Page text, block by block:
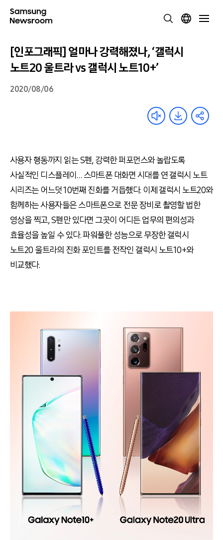
[인포그래픽] 얼마나 강력해졌나, ‘갤럭시
노트20 울트라 vs 갤럭시 노트10+’
2020/08/06
사용자 행동까지 읽는 S펜, 강력한 퍼포먼스와 놀랍도록
사실적인 디스플레이… 스마트폰 대화면 시대를 연 갤럭시 노트
시리즈는 어느덧 10번째 진화를 거듭했다. 이제 갤럭시 노트20와
함께하는 사용자들은 스마트폰으로 전문 장비로 촬영할 법한
영상을 찍고, S펜만 있다면 그곳이 어디든 업무의 편의성과
효율성을 높일 수 있다. 파워풀한 성능으로 무장한 갤럭시
노트20 울트라의 진화 포인트를 전작인 갤럭시 노트10+와
비교했다.